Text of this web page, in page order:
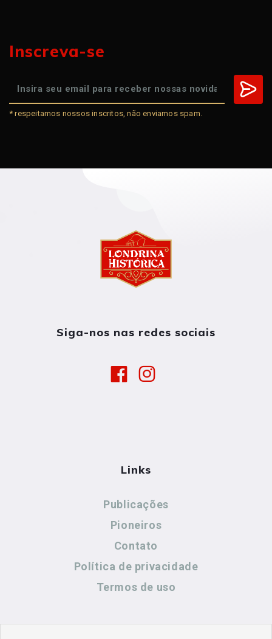
Inscreva-se
* respeitamos nossos inscritos, não enviamos spam.
Siga-nos nas redes sociais
Links
Publicações
Pioneiros
Contato
Política de privacidade
Termos de uso